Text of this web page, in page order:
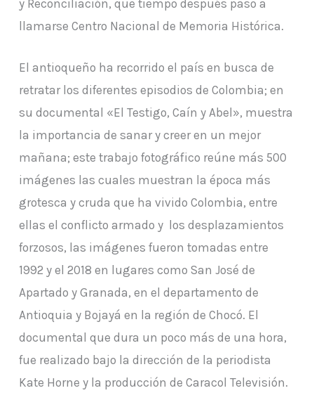
y Reconciliación, que tiempo después paso a
llamarse Centro Nacional de Memoria Histórica.
El antioqueño ha recorrido el país en busca de
retratar los diferentes episodios de Colombia; en
su documental «El Testigo, Caín y Abel», muestra
la importancia de sanar y creer en un mejor
mañana; este trabajo fotográfico reúne más 500
imágenes las cuales muestran la época más
grotesca y cruda que ha vivido Colombia, entre
ellas el conflicto armado y los desplazamientos
forzosos, las imágenes fueron tomadas entre
1992 y el 2018 en lugares como San José de
Apartado y Granada, en el departamento de
Antioquia y Bojayá en la región de Chocó. El
documental que dura un poco más de una hora,
fue realizado bajo la dirección de la periodista
Kate Horne y la producción de Caracol Televisión.